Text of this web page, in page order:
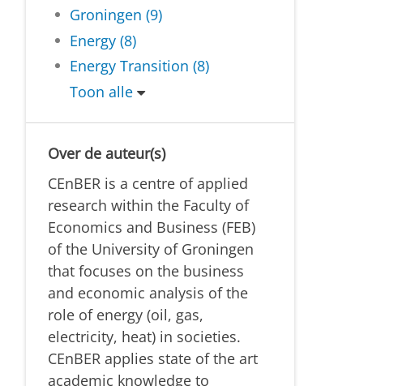
Groningen (9)
Energy (8)
Energy Transition (8)
Toon alle
Over de auteur(s)
CEnBER is a centre of applied
research within the Faculty of
Economics and Business (FEB)
of the University of Groningen
that focuses on the business
and economic analysis of the
role of energy (oil, gas,
electricity, heat) in societies.
CEnBER applies state of the art
academic knowledge to